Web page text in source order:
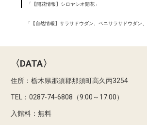
「【開花情報】シロヤシオ開花」
「【自然情報】サラサドウダン、ベニサラサドウダン
〈DATA〉
住所：栃木県那須郡那須町高久丙3254
TEL：0287-74-6808（9:00～17:00）
入館料：無料